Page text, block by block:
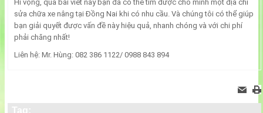
Hi vọng, qua bài viết này bạn đã có thể tìm được cho mình một địa chỉ
sửa chữa xe nâng tại Đồng Nai khi có nhu cầu. Và chúng tôi có thể giúp
bạn giải quyết được vấn đề này hiệu quả, nhanh chóng và với chi phí
phải chăng nhất!
Liên hệ: Mr. Hùng: 082 386 1122/ 0988 843 894